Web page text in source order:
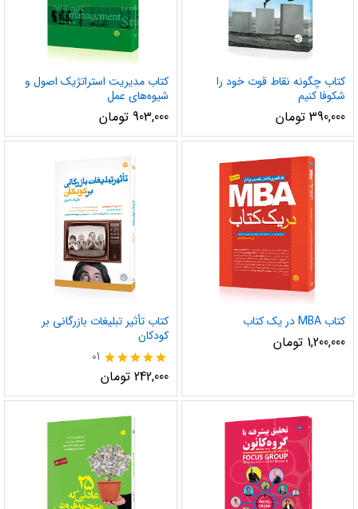
کتاب چگونه نقاط قوت خود را
شکوفا کنیم
390,000 تومان
کتاب مدیریت استراتژیک اصول و
شیوه‌های عمل
903,000 تومان
کتاب MBA در یک کتاب
1,200,000 تومان
کتاب تأثیر تبلیغات بازرگانی بر
کودکان
نمره
5.00
از 5
01
242,000 تومان